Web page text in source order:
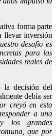
forma parte
llevar inversión
desafío es
para las
reales de
la decisión del
debía ser
creyó en esta
a una
los grandes
que por